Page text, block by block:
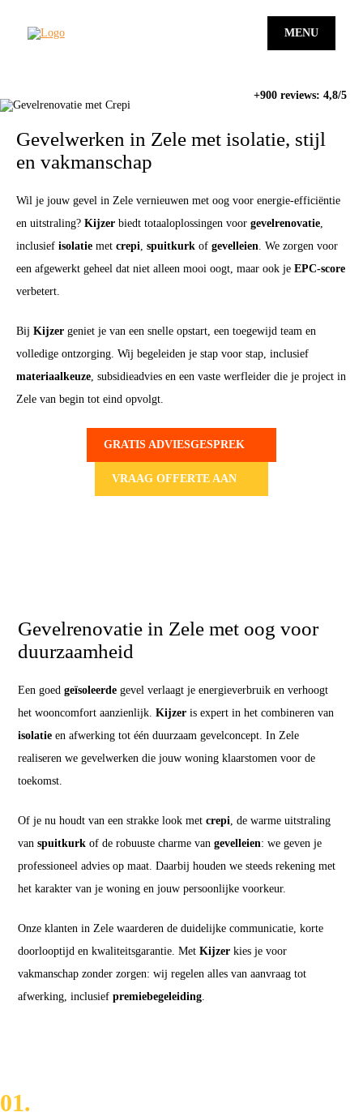
MENU
+900 reviews: 4,8/5
Gevelwerken in Zele met isolatie, stijl
en vakmanschap
Wil je jouw gevel in Zele vernieuwen met oog voor energie-efficiëntie
en uitstraling? Kijzer biedt totaaloplossingen voor gevelrenovatie,
inclusief isolatie met crepi, spuitkurk of gevelleien. We zorgen voor
een afgewerkt geheel dat niet alleen mooi oogt, maar ook je EPC-score
verbetert.
Bij Kijzer geniet je van een snelle opstart, een toegewijd team en
volledige ontzorging. Wij begeleiden je stap voor stap, inclusief
materiaalkeuze, subsidieadvies en een vaste werfleider die je project in
Zele van begin tot eind opvolgt.
GRATIS ADVIESGESPREK
VRAAG OFFERTE AAN
Gevelrenovatie in Zele met oog voor
duurzaamheid
Een goedgeïsoleerde gevel verlaagt je energieverbruik en verhoogt
het wooncomfort aanzienlijk.Kijzer is expert in het combineren van
isolatie en afwerking tot één duurzaam gevelconcept. In Zele
realiseren we gevelwerken die jouw woning klaarstomen voor de
toekomst.
Of je nu houdt van een strakke look metcrepi, de warme uitstraling
vanspuitkurk of de robuuste charme vangevelleien: we geven je
professioneel advies op maat. Daarbij houden we steeds rekening met
het karakter van je woning en jouw persoonlijke voorkeur.
Onze klanten in Zele waarderen de duidelijke communicatie, korte
doorlooptijd en kwaliteitsgarantie. MetKijzer kies je voor
vakmanschap zonder zorgen: wij regelen alles van aanvraag tot
afwerking, inclusiefpremiebegeleiding.
01.